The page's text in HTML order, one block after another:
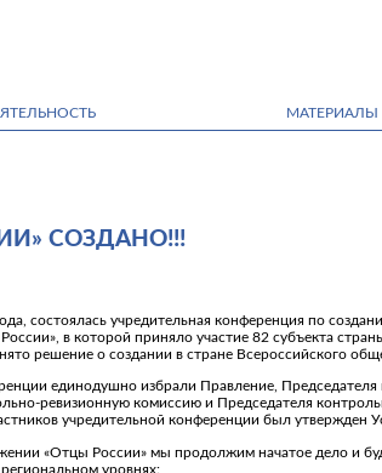
МАТЕРИАЛЫ
СОЗДАНО!!!
состоялась учредительная конференция по
в которой приняло участие 82 субъекта
решение о создании в стране Всероссийского
единодушно избрали Правление,
ревизионную комиссию и Председателя
учредительной конференции был утвержден
«Отцы России» мы продолжим начатое дело и
уровнях: